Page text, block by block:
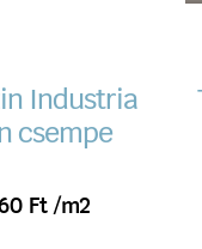
Industria
csempe
Ft /m2